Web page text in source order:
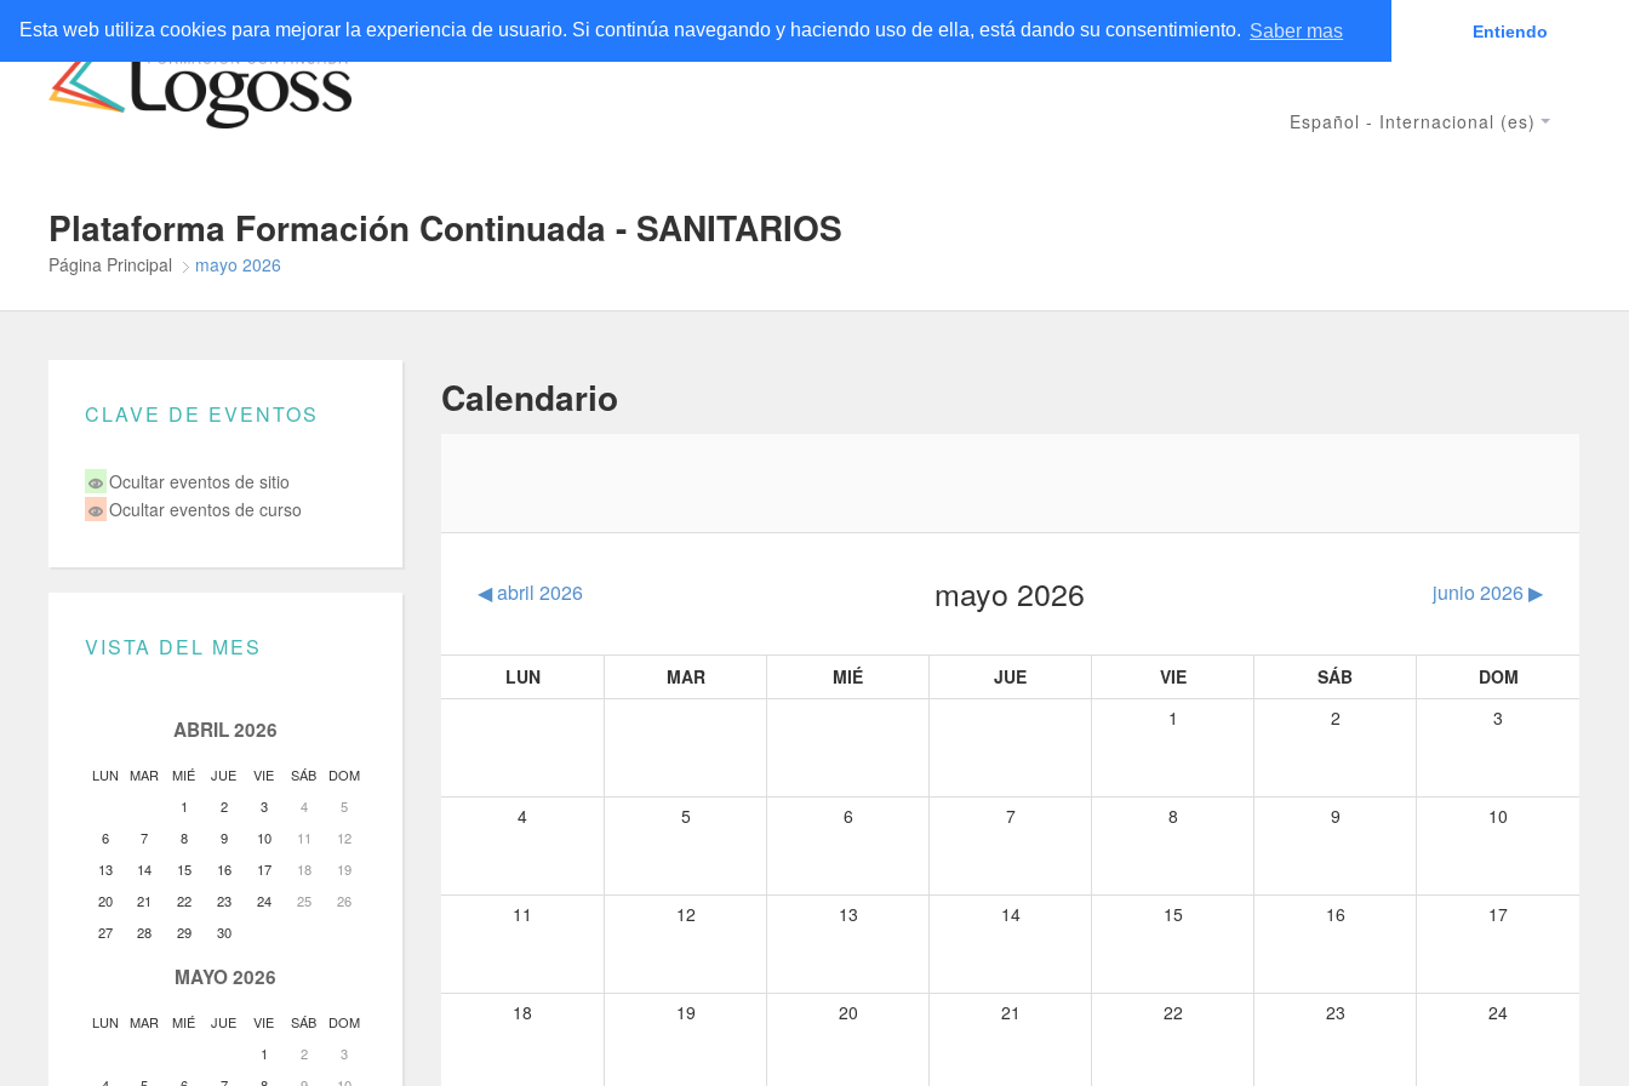
Esta web utiliza cookies para mejorar la experiencia de usuario. Si continúa navegando y haciendo uso de ella, está dando su consentimiento. Saber mas Entiendo
ACCEDER
Español - Internacional ‎(es)‎
Plataforma Formación Continuada - SANITARIOS
Página Principal mayo 2026
Calendario
◀︎abril 2026 mayo 2026 junio 2026▶︎
LUN MAR MIÉ JUE VIE SÁB
DOM
1
2 3
4 5 6 7 8 9 10
11 12 13 14 15 16 17
18 19 20 21 22 23 24
CLAVE DE EVENTOS
Ocultar eventos de sitio
Ocultar eventos de curso
VISTA DEL MES
ABRIL 2026
LUN MAR MIÉ JUE VIE SÁB
DOM
1
2 3 4
5
6
7 8 9 10 11
12
13
14 15 16 17 18
19
20
21 22 23 24 25
26
27
28 29 30
MAYO 2026
LUN MAR MIÉ JUE VIE SÁB
DOM
1
2
3